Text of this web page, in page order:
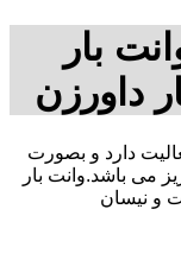
بار
داورزن
دارد و بصورت
می باشد.وانت بار
و نیسان